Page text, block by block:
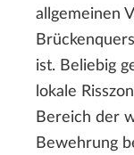
allgemeinen
ist. Beliebig
lokale
Bereich der
Bewehrung